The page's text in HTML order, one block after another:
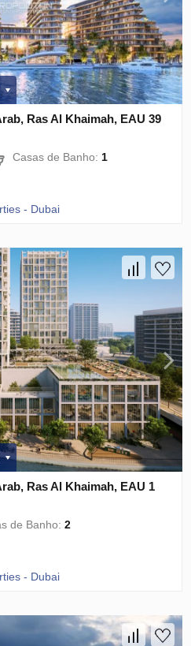
Ras Al Khaimah, EAU 39
Casas de Banho:1
- Dubai
Ras Al Khaimah, EAU 1
de Banho:2
- Dubai